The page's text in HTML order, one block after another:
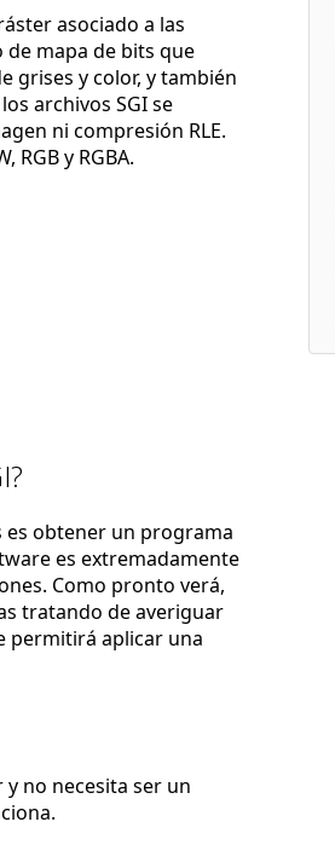
asociado a las
de mapa de bits que
grises y color, y también
archivos SGI se
ni compresión RLE.
RGB y RGBA.
es obtener un programa
es extremadamente
Como pronto verá,
tratando de averiguar
permitirá aplicar una
no necesita ser un